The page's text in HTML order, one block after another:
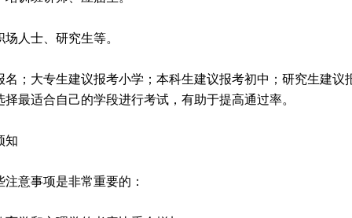
人士、研究生等。
；大专生建议报考小学；本科生建议报考初中；研究生建议
最适合自己的学段进行考试，有助于提高通过率。
知
意事项是非常重要的：